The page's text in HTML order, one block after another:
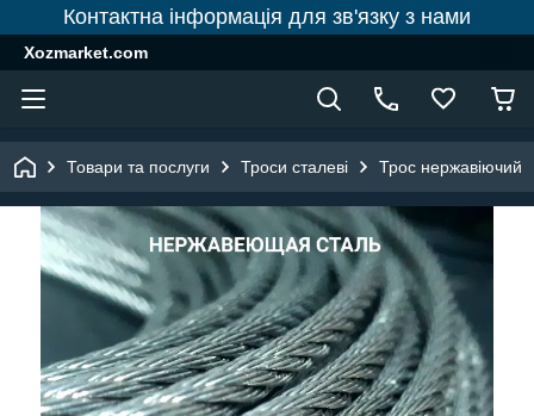
Контактна інформація для зв'язку з нами
Xozmarket.com
Товари та послуги Троси сталеві Трос нержавіючий